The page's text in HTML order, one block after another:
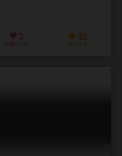
3
お気に入り
32
持ってる